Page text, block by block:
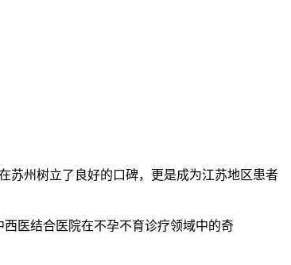
州树立了良好的口碑，更是成为江苏地区患者
医结合医院在不孕不育诊疗领域中的奇